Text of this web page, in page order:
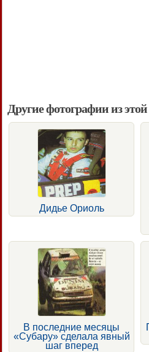
Другие фотографии из этой
Дидье Ориоль
В последние месяцы
«Субару» сделала явный
шаг вперед